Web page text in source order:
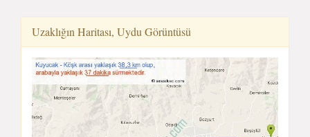
Uzaklığın Haritası, Uydu Görüntüsü